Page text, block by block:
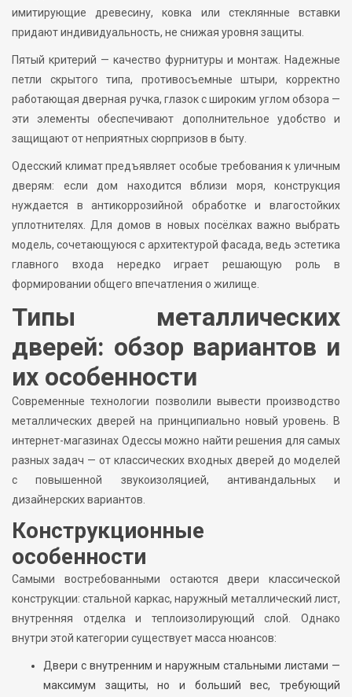
имитирующие древесину, ковка или стеклянные вставки
придают индивидуальность, не снижая уровня защиты.
Пятый критерий — качество фурнитуры и монтаж. Надежные
петли скрытого типа, противосъемные штыри, корректно
работающая дверная ручка, глазок с широким углом обзора —
эти элементы обеспечивают дополнительное удобство и
защищают от неприятных сюрпризов в быту.
Одесский климат предъявляет особые требования к уличным
дверям: если дом находится вблизи моря, конструкция
нуждается в антикоррозийной обработке и влагостойких
уплотнителях. Для домов в новых посёлках важно выбрать
модель, сочетающуюся с архитектурой фасада, ведь эстетика
главного входа нередко играет решающую роль в
формировании общего впечатления о жилище.
Типы металлических
дверей: обзор вариантов и
их особенности
Современные технологии позволили вывести производство
металлических дверей на принципиально новый уровень. В
интернет-магазинах Одессы можно найти решения для самых
разных задач — от классических входных дверей до моделей
с повышенной звукоизоляцией, антивандальных и
дизайнерских вариантов.
Конструкционные
особенности
Самыми востребованными остаются двери классической
конструкции: стальной каркас, наружный металлический лист,
внутренняя отделка и теплоизолирующий слой. Однако
внутри этой категории существует масса нюансов:
Двери с внутренним и наружным стальными листами —
максимум защиты, но и больший вес, требующий